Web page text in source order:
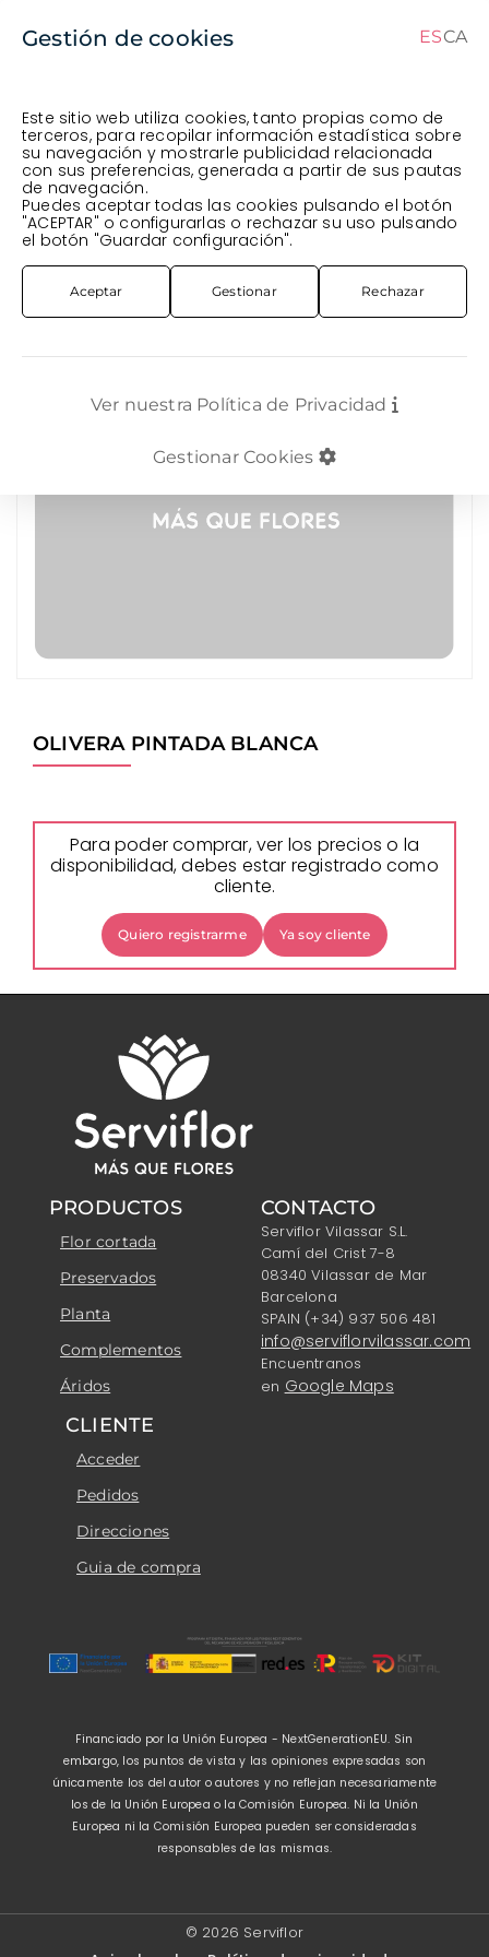
ESCA
Pedido en curso (Previsto para el dia) ·
Transportista
Ver Pedido
FLOR CORTADA VERDE OLIVERA PINTADA BLANCA
OLIVERA PINTADA BLANCA
Para poder comprar, ver los precios o la
disponibilidad, debes estar registrado como
cliente.
Quiero registrarme Ya soy cliente
Gestión de cookies ESCA
Este sitio web utiliza cookies, tanto propias como de
terceros, para recopilar información estadística sobre
su navegación y mostrarle publicidad relacionada
con sus preferencias, generada a partir de sus pautas
de navegación.
Puedes aceptar todas las cookies pulsando el botón
"ACEPTAR" o configurarlas o rechazar su uso pulsando
el botón "Guardar configuración".
Aceptar Gestionar Rechazar
Ver nuestra Política de Privacidad
Gestionar Cookies
PRODUCTOS
Flor cortada
Preservados
Planta
Complementos
Áridos
CONTACTO
Serviflor Vilassar S.L.
Camí del Crist 7-8
08340 Vilassar de Mar
Barcelona
SPAIN (+34) 937 506 481
info@serviflorvilassar.com
Encuentranos
en Google Maps
CLIENTE
Acceder
Pedidos
Direcciones
Guia de compra
Financiado por la Unión Europea - NextGenerationEU. Sin
embargo, los puntos de vista y las opiniones expresadas son
únicamente los del autor o autores y no reflejan necesariamente
los de la Unión Europea o la Comisión Europea. Ni la Unión
Europea ni la Comisión Europea pueden ser consideradas
responsables de las mismas.
© 2026 Serviflor